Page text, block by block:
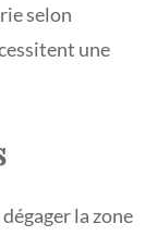
selon
une
la zone